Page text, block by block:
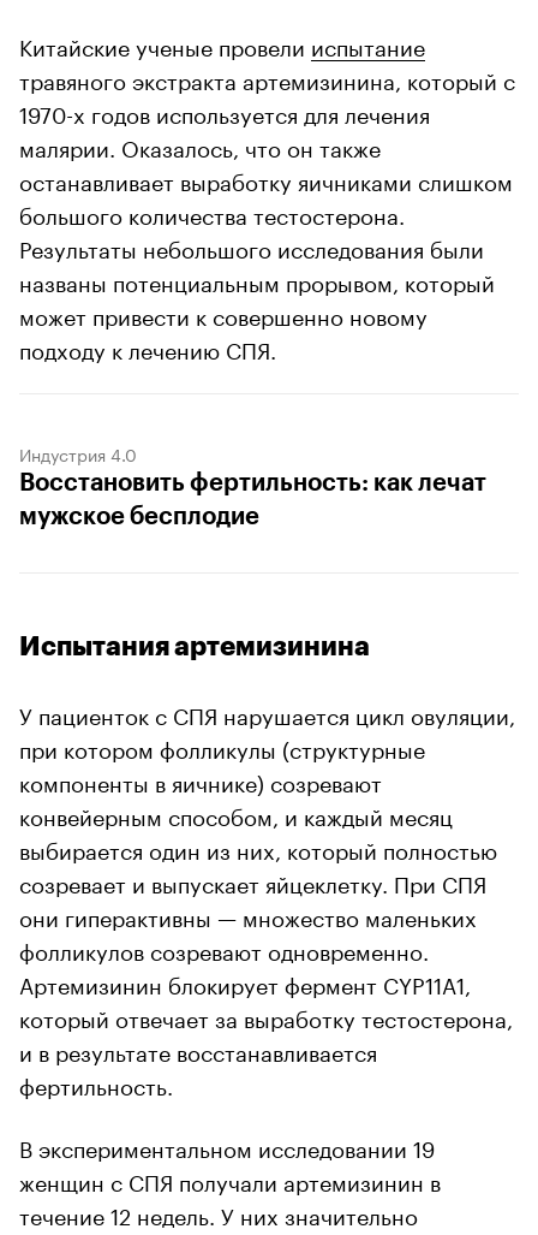
Китайские ученые провели испытание
травяного экстракта артемизинина, который с
1970-х годов используется для лечения
малярии. Оказалось, что он также
останавливает выработку яичниками слишком
большого количества тестостерона.
Результаты небольшого исследования были
названы потенциальным прорывом, который
может привести к совершенно новому
подходу к лечению СПЯ.
Индустрия 4.0
Восстановить фертильность: как лечат
мужское бесплодие
Испытания артемизинина
У пациенток с СПЯ нарушается цикл овуляции,
при котором фолликулы (структурные
компоненты в яичнике) созревают
конвейерным способом, и каждый месяц
выбирается один из них, который полностью
созревает и выпускает яйцеклетку. При СПЯ
они гиперактивны — множество маленьких
фолликулов созревают одновременно.
Артемизинин блокирует фермент CYP11A1,
который отвечает за выработку тестостерона,
и в результате восстанавливается
фертильность.
В экспериментальном исследовании 19
женщин с СПЯ получали артемизинин в
течение 12 недель. У них значительно